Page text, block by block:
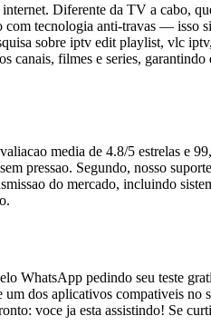
Diferente da TV a cabo,
com tecnologia anti-travas — isso
sobre iptv edit playlist, vlc
filmes e series, garantindo
media de 4.8/5 estrelas e
pressao. Segundo, nosso
do mercado, incluindo
WhatsApp pedindo seu teste
dos aplicativos compativeis no
voce ja esta assistindo! Se